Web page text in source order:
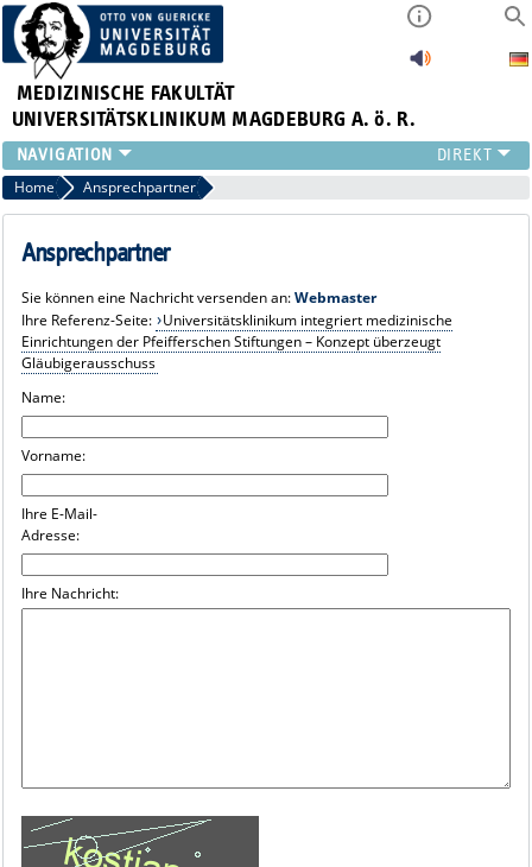
MEDIZINISCHE FAKULTÄT
UNIVERSITÄTSKLINIKUM MAGDEBURG A. ö. R.
INSTITUTE
KLINIKEN
ZENTRALE EINRICHTUNGEN
PRESSE
ÜBER UNS
INTERNATIONAL
INTRANET
Home Ansprechpartner
Ansprechpartner
Sie können eine Nachricht versenden an:Webmaster
Ihre Referenz-Seite: Universitätsklinikum integriert medizinische
Einrichtungen der Pfeifferschen Stiftungen – Konzept überzeugt
Gläubigerausschuss
Name:
Vorname:
Ihre E-Mail-
Adresse:
Ihre Nachricht: